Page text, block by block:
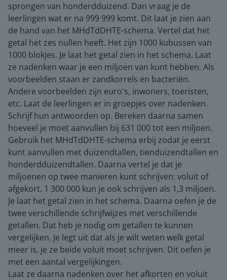
sprongen van honderdduizend. Dan vraag je de
leerlingen wat er na 999 999 komt. Dit laat je zien aan
de hand van het MHdTdDHTE-schema. Vertel dat het
getal het zes nullen heeft. Het zijn 1000 kubussen van
1000 blokjes. Je laat het getal zien in het schema. Laat
ze nadenken waar je een miljoen van kunt hebben. Als
voorbeelden staan er zandkorrels en bacteriën.
Andere voorbeelden zijn euro's, inwoners, toeristen,
etc. Laat de leerlingen er in groepjes over nadenken.
Schrijf hun antwoorden op. Bereken daarna samen
hoeveel je moet aanvullen bij 631 000 tot een miljoen.
Gebruik het MHdTdDHTE-schema erbij zodat je eerst
kunt aanvullen met duizendtallen, tienduizendtallen en
honderdduizendtallen. Daarna vertel je dat je
miljoenen op twee manieren kunt schrijven: voluit of
afgekort. 1 300 000 kun je ook schrijven als 1,3 miljoen.
Je laat het getal zien in het schema. Daarna oefen je de
twee verschillende schrijfwijzes met verschillende
getallen. Dat heb je nodig om getallen te kunnen
vergelijken. Je legt uit dat als je wilt weten welk getal
meer is, je ze beide voluit moet schrijven. Dit oefen je
met een aantal vergelijkingen.
Laat ze daarna nadenken over het afkorten en voluit